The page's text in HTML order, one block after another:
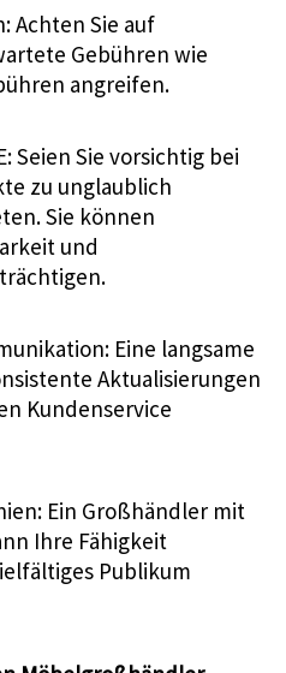
Achten Sie auf
Gebühren wie
angreifen.
Seien Sie vorsichtig bei
zu unglaublich
Sie können
und
Eine langsame
Aktualisierungen
Kundenservice
Ein Großhändler mit
Ihre Fähigkeit
Publikum